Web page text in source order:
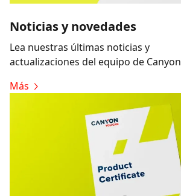
Noticias y novedades
Lea nuestras últimas noticias y
actualizaciones del equipo de Canyon
Más